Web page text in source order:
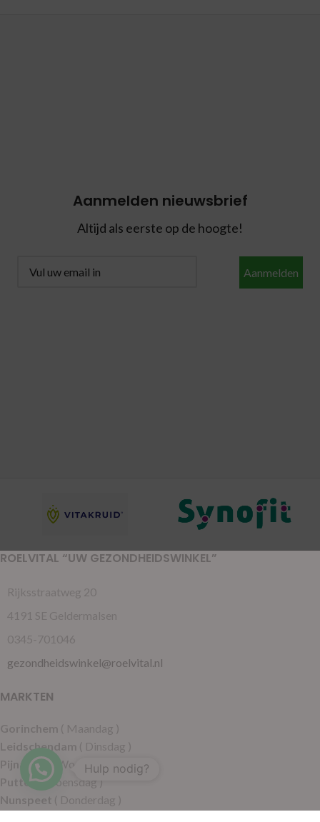
Aanmelden nieuwsbrief
Altijd als eerste op de hoogte!
Aanmelden
ROELVITAL “UW GEZONDHEIDSWINKEL”
Rijksstraatweg 20
4191 SE Geldermalsen
0345-701046
gezondheidswinkel@roelvital.nl
MARKTEN
Gorinchem ( Maandag )
Leidschendam ( Dinsdag )
Pijnacker( Woensdag )
Putten( Woensdag )
Nunspeet ( Donderdag )
Hulp nodig?